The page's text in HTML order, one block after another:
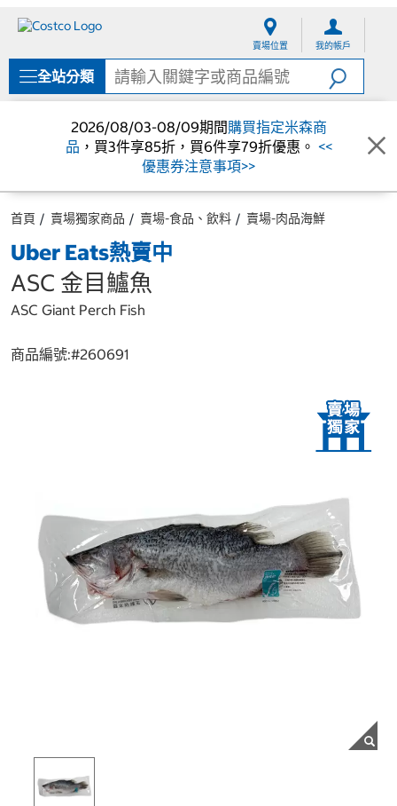
單
賣場位置 我的帳戶
全站分類
2026/08/03-08/09期間購買指定米森商
品 ，買3件享85折，買6件享79折優惠。 <<
優惠券注意事項>>
首頁 賣場獨家商品 賣場-食品、飲料 賣場-肉品海鮮
Uber Eats熱賣中
ASC 金目鱸魚
ASC Giant Perch Fish
商品編號:#260691